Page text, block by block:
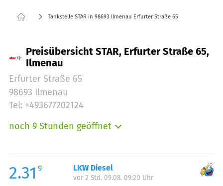
Tankstelle STAR in 98693 Ilmenau Erfurter Straße 65
Preisübersicht STAR, Erfurter Straße 65,
Ilmenau
Erfurter Straße 65
98693 Ilmenau
Tel: +493677202124
noch 9 Stunden geöffnet
Mittwoch:
05:00-23:00
Donnerstag:
05:00-23:00
2.31 9 LKW Diesel
vor 2 Std. 09.08. 09:20 Uhr